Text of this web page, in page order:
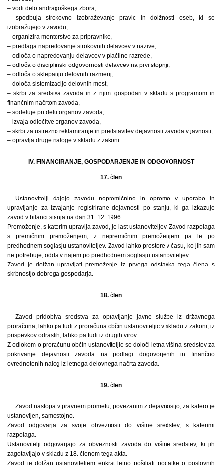
– vodi delo andragoškega zbora,
– spodbuja strokovno izobraževanje pravic in dolžnosti oseb, ki se
izobražujejo v zavodu,
– organizira mentorstvo za pripravnike,
– predlaga napredovanje strokovnih delavcev v nazive,
– odloča o napredovanju delavcev v plačilne razrede,
– odloča o disciplinski odgovornosti delavcev na prvi stopnji,
– odloča o sklepanju delovnih razmerij,
– določa sistemizacijo delovnih mest,
– skrbi za sredstva zavoda in z njimi gospodari v skladu s programom in
finančnim načrtom zavoda,
– sodeluje pri delu organov zavoda,
– izvaja odločitve organov zavoda,
– skrbi za ustrezno reklamiranje in predstavitev dejavnosti zavoda v javnosti,
– opravlja druge naloge v skladu z zakoni.
IV. FINANCIRANJE, GOSPODARJENJE IN ODGOVORNOST
17. člen
Ustanovitelji dajejo zavodu nepremičnine in opremo v uporabo in
upravljanje za izvajanje registrirane dejavnosti po stanju, ki ga izkazuje
zavod v bilanci stanja na dan 31. 12. 1996.
Premoženje, s katerim upravlja zavod, je last ustanoviteljev. Zavod razpolaga
s premičnim premoženjem, z nepremičnim premoženjem pa le po
predhodnem soglasju ustanoviteljev. Zavod lahko prostore v času, ko jih sam
ne potrebuje, odda v najem po predhodnem soglasju ustanoviteljev.
Zavod je dolžan upravljati premoženje iz prvega odstavka tega člena s
skrbnostjo dobrega gospodarja.
18. člen
Zavod pridobiva sredstva za opravljanje javne službe iz državnega
proračuna, lahko pa tudi z proračuna občin ustanoviteljic v skladu z zakoni, iz
prispevkov odraslih, lahko pa tudi iz drugih virov.
Z odlokom o proračunu občin ustanoviteljic se določi letna višina sredstev za
pokrivanje dejavnosti zavoda na podlagi dogovorjenih in finančno
ovrednotenih nalog iz letnega delovnega načrta zavoda.
19. člen
Zavod nastopa v pravnem prometu, povezanim z dejavnostjo, za katero je
ustanovljen, samostojno.
Zavod odgovarja za svoje obveznosti do višine sredstev, s katerimi
razpolaga.
Ustanovitelji odgovarjajo za obveznosti zavoda do višine sredstev, ki jih
zagotavljajo v skladu z 18. členom tega akta.
Zavod je dolžan ustanoviteljem enkrat letno pošiljati podatke o poslovnih